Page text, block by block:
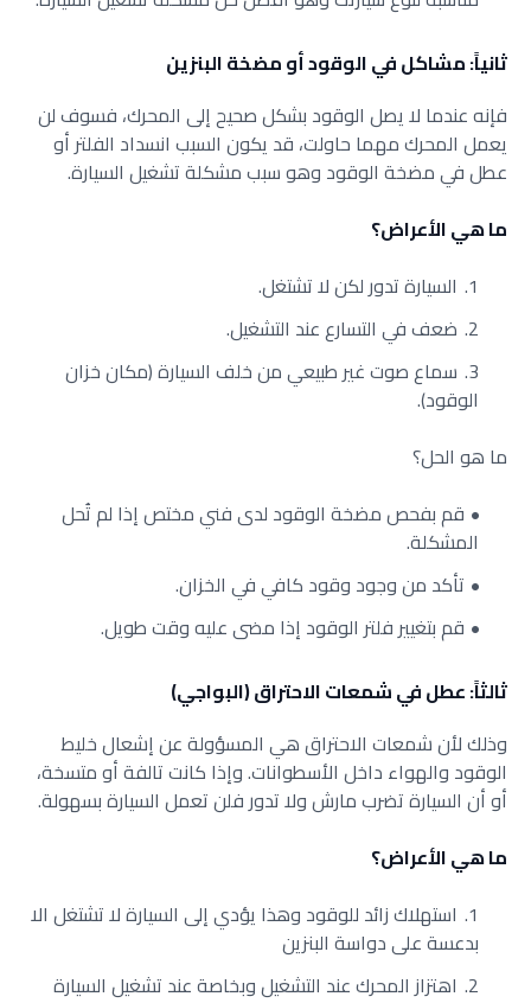
ثانياً: مشاكل في الوقود أو مضخة البنزين
فإنه عندما لا يصل الوقود بشكل صحيح إلى المحرك، فسوف لن
يعمل المحرك مهما حاولت، قد يكون السبب انسداد الفلتر أو
عطل في مضخة الوقود وهو سبب مشكلة تشغيل السيارة.
ما هي الأعراض؟
السيارة تدور لكن لا تشتغل.
ضعف في التسارع عند التشغيل.
سماع صوت غير طبيعي من خلف السيارة (مكان خزان
الوقود).
ما هو الحل؟
قم بفحص مضخة الوقود لدى فني مختص إذا لم تُحل
المشكلة.
تأكد من وجود وقود كافي في الخزان.
قم بتغيير فلتر الوقود إذا مضى عليه وقت طويل.
ثالثاً: عطل في شمعات الاحتراق (البواجي)
وذلك لأن شمعات الاحتراق هي المسؤولة عن إشعال خليط
الوقود والهواء داخل الأسطوانات. وإذا كانت تالفة أو متسخة،
أو أن السيارة تضرب مارش ولا تدور فلن تعمل السيارة بسهولة.
ما هي الأعراض؟
استهلاك زائد للوقود وهذا يؤدي إلى السيارة لا تشتغل الا
بدعسة على دواسة البنزين
اهتزاز المحرك عند التشغيل وبخاصة عند تشغيل السيارة